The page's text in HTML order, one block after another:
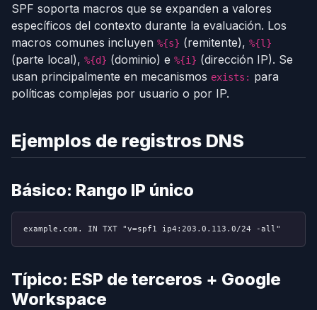
SPF soporta macros que se expanden a valores
específicos del contexto durante la evaluación. Los
macros comunes incluyen %{s} (remitente), %{l}
(parte local), %{d} (dominio) e %{i} (dirección IP). Se
usan principalmente en mecanismos exists: para
políticas complejas por usuario o por IP.
Ejemplos de registros DNS
Básico: Rango IP único
example.com. IN TXT "v=spf1 ip4:203.0.113.0/24 -all"
Típico: ESP de terceros + Google
Workspace